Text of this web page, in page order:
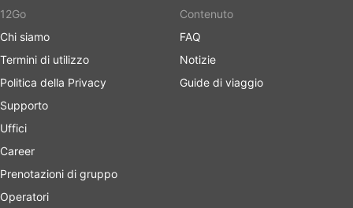
12Go
Chi siamo
Termini di utilizzo
Politica della Privacy
Supporto
Uffici
Career
Prenotazioni di gruppo
Operatori
Contenuto
FAQ
Notizie
Guide di viaggio